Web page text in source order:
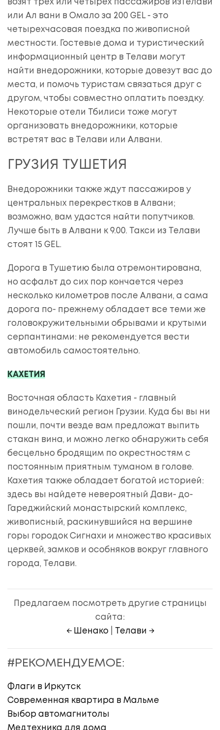
возят трех или четырех пассажиров изТелави
или Ал вани в Омало за 200 GEL - это
четырехчасовая поездка по живописной
местности. Гостевые дома и туристический
информационный центр в Телави могут
найти внедорожники, которые довезут вас до
места, и помочь туристам связаться друг с
другом, чтобы совместно оплатить поездку.
Некоторые отели Тбилиси тоже могут
организовать внедорожники, которые
встретят вас в Телави или Алвани.
ГРУЗИЯ ТУШЕТИЯ
Внедорожники также ждут пассажиров у
центральных перекрестков в Алвани;
возможно, вам удастся найти попутчиков.
Лучше быть в Алвани к 9.00. Такси из Телави
стоят 15 GEL.
Дорога в Тушетию была отремонтирована,
но асфальт до сих пор кончается через
несколько километров после Алвани, а сама
дорога по- прежнему обладает все теми же
головокружительными обрывами и крутыми
серпантинами: не рекомендуется вести
автомобиль самостоятельно.
КАХЕТИЯ
Восточная область Кахетия - главный
винодельческий регион Грузии. Куда бы вы ни
пошли, почти везде вам предложат выпить
стакан вина, и можно легко обнаружить себя
бесцельно бродящим по окрестностям с
постоянным приятным туманом в голове.
Кахетия также обладает богатой историей:
здесь вы найдете невероятный Дави- до-
Гареджийский монастырский комплекс,
живописный, раскинувшийся на вершине
горы городок Сигнахи и множество красивых
церквей, замков и особняков вокруг главного
города, Телави.
Предлагаем посмотреть другие страницы
сайта:
← Шенако
Телави →
#РЕКОМЕНДУЕМОЕ:
Флаги в Иркутск
Современная квартира в Мальме
Выбор автомагнитолы
Медтехника для дома